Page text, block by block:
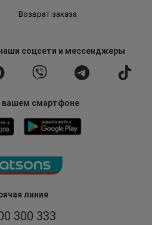
линия
300 333
Возврат заказа
соцсети и мессенджеры
вашем смартфоне